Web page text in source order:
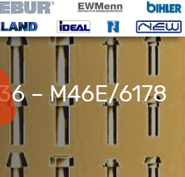
– M46E/6178